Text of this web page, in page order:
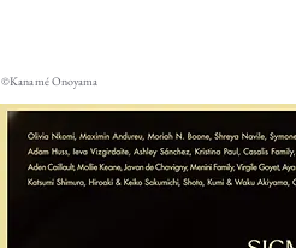
​©︎Kanamé Onoyama